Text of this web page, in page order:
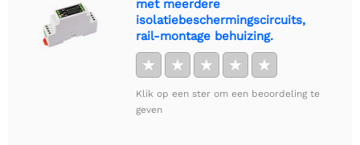
met meerdere
isolatiebeschermingscircuits,
rail-montage behuizing.
★ ★ ★ ★ ★
Klik op een ster om een beoordeling te
geven